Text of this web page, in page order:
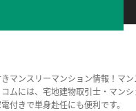
マンスリーマンション情報！マ
ムには、宅地建物取引士・マン
付きで単身赴任にも便利です。